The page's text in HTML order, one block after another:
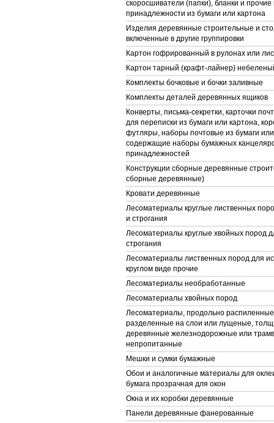
скоросшиватели (папки), бланки и прочие
принадлежности из бумаги или картона
Изделия деревянные строительные и
включенные в другие группировки
Картон гофрированный в рулонах или
Картон тарный (крафт-лайнер)
Комплекты бочковые и бочки заливные
Комплекты деталей деревянных ящиков
Конверты, письма-секретки, карточки
для переписки из бумаги или картона,
футляры, наборы почтовые из бумаги
содержащие наборы бумажных
принадлежностей
Конструкции сборные деревянные
сборные деревянные)
Кровати деревянные
Лесоматериалы круглые лиственных
и строгания
Лесоматериалы круглые хвойных пород
строгания
Лесоматериалы лиственных пород для
круглом виде прочие
Лесоматериалы необработанные
Лесоматериалы хвойных пород
Лесоматериалы, продольно
разделенные на слои или лущеные,
деревянные железнодорожные или
непропитанные
Мешки и сумки бумажные
Обои и аналогичные материалы для
бумага прозрачная для окон
Окна и их коробки деревянные
Панели деревянные фанерованные